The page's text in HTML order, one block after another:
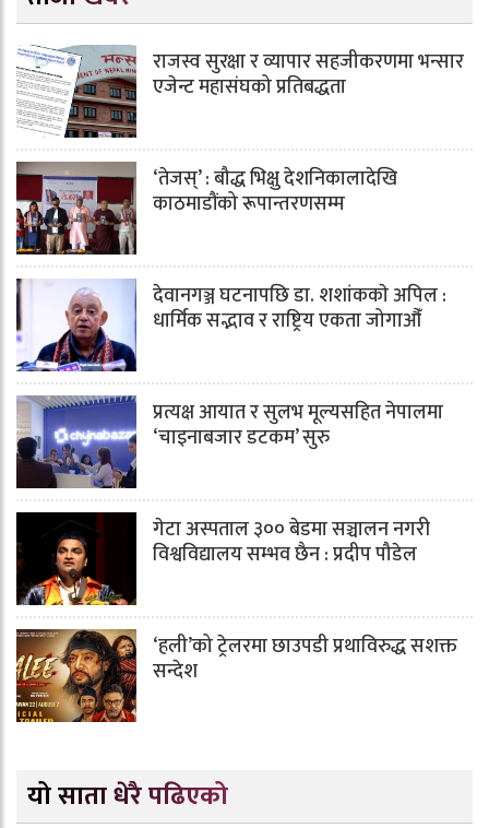
राजस्व सुरक्षा र व्यापार सहजीकरणमा भन्सार
एजेन्ट महासंघको प्रतिबद्धता
‘तेजस्’ : बौद्ध भिक्षु देशनिकालादेखि
काठमाडौंको रूपान्तरणसम्म
देवानगञ्ज घटनापछि डा. शशांककाे अपिल :
धार्मिक सद्भाव र राष्ट्रिय एकता जोगाऔँ
प्रत्यक्ष आयात र सुलभ मूल्यसहित नेपालमा
‘चाइनाबजार डटकम’ सुरु
गेटा अस्पताल ३०० बेडमा सञ्चालन नगरी
विश्वविद्यालय सम्भव छैन : प्रदीप पौडेल
‘हली’को ट्रेलरमा छाउपडी प्रथाविरुद्ध सशक्त
सन्देश
यो साता धेरै पढिएको